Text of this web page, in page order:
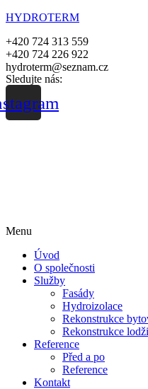
HYDROTERM
+420 724 313 559
+420 724 226 922
hydroterm@seznam.cz
Sledujte nás:
Menu
Úvod
O společnosti
Služby
Fasády
Hydroizolace
Rekonstrukce
Rekonstrukce
Reference
Před a po
Reference
Kontakt